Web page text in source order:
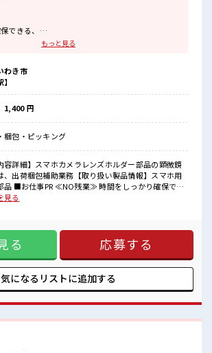
できる、
≫
消♪
きる≫
ンジするのは不安だけど、
整っています！
ステップUP目指していきましょう！
せる≫
のお仕事です！
りできるスペース完備！
定時でサクッと帰宅OK！
もっと見る
わき市
1,400 円
梱包・ピッキング
容詳細】スマホカメラレンズホルダー部品の顕微鏡
、出荷梱包補助業務【取り扱い製品情報】スマホ用
かり確保でき
基本ナシのお仕事♪ オンとオフをきっちり切り替え
レンジするのは不安だけど、 しっかり働く環境が整
す！ イチからスキルUP・ステップUP目指していき
！ ≪収入アップを目指せる≫ 高時給だらけの派遣の
にゆっくりできるスペ
！ 残業は基本ないので定時でサクッと帰宅OK！ サ
バッチリだから未経験からでも安心してスタートで
見る
る 応募する
気になるリストに追加する